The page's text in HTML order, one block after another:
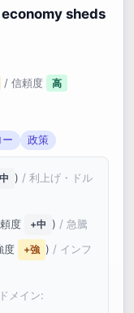
sheds
/ 信頼度 高
政策
) / 利上げ・ドル
度 +中 ) / 急騰
度 +強 ) / インフ
メイン: